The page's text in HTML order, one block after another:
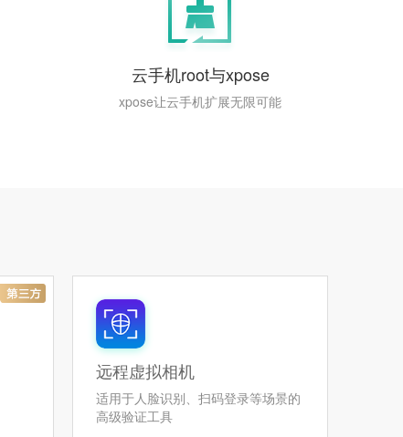
云手机root与xpose
xpose让云手机扩展无限可能
远程虚拟相机
适用于人脸识别、扫码登录等场景的
高级验证工具